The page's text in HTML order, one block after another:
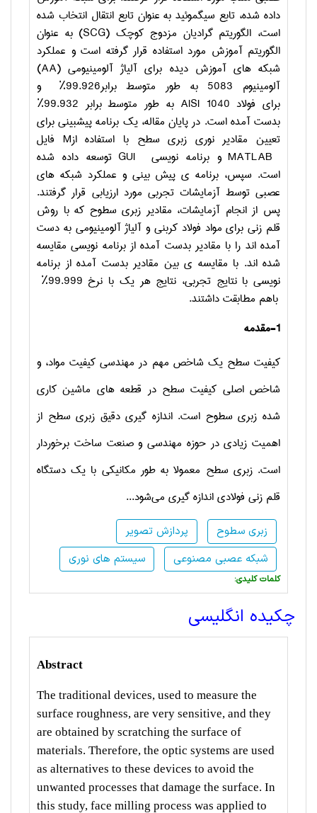
داده شده، تابع سیگموئید به عنوان تابع انتقال انتخاب شده
است، الگوریتم گرادیان مزدوج کوچک(SCG)به عنوان
الگوریتم آموزش مورد استفاده قرار گرفته است و عملکرد
شبکه های آموزش دیده برای آلیاژ آلومینیومی (AA)
آلومینیوم 5083 به طور متوسط برابر​​99.926٪ و
برای فولاد 1040 AISI
به طور متوسط برابر ​​99.932٪
بدست آمده است. در پایان مقاله، یک برنامه پیش­بینی برای
تعیین مقادیر نوری زبری سطح با استفاده ازM فایل
MATLAB و برنامه نویسی GUI توسعه داده شده
است. سپس، برنامه ­ی پیش بینی و عملکرد شبکه های
عصبی توسط آزمایشات تجربی مورد ارزیابی قرار گرفتند.
پس از انجام آزمایشات، مقادیر زبری سطوح که با روش
قلم زنی برای مواد فولاد کربنی و آلیاژ آلومینیومی به دست
آمده اند را با مقادیر بدست آمده از برنامه نویسی مقایسه
شده اند. با مقایسه ­ی بین مقادیر بدست آمده از برنامه
نویسی با نتایج تجربی، نتایج هر یک با نرخ 99.999٪
باهم مطابقت داشتند.
1-مقدمه
کیفیت سطح یک شاخص مهم در مهندسی کیفیت مواد، و
شاخص اصلی کیفیت سطحدر قطعه­ های ماشین کاری
شده زبری سطوح است. اندازه گیری دقیق زبری سطح از
اهمیت زیادیدر حوزه مهندسی و صنعت ساخت برخوردار
است. زبری سطح معمولا به طور مکانیکی با یک دستگاه
قلم زنی فولادی اندازه گیری می‌شود...
پردازش تصویر
زبری سطوح
سیستم های نوری
شبکه عصبی مصنوعی
:کلمات کلیدی
چکیده انگلیسی
Abstract
The traditional devices, used to measure the
surface roughness, are very sensitive, and they
are obtained by scratching the surface of
materials. Therefore, the optic systems are used
as alternatives to these devices to avoid the
unwanted processes that damage the surface. In
this study, face milling process was applied to